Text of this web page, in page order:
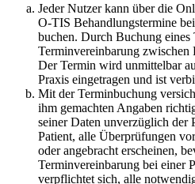
Jeder Nutzer kann über die
O-TIS Behandlungstermine
buchen. Durch Buchung eines
Terminvereinbarung zwischen
Der Termin wird unmittelbar
Praxis eingetragen und ist
Mit der Terminbuchung
ihm gemachten Angaben
seiner Daten unverzüglich der
Patient, alle Überprüfungen
oder angebracht erscheinen,
Terminvereinbarung bei einer
verpflichtet sich, alle